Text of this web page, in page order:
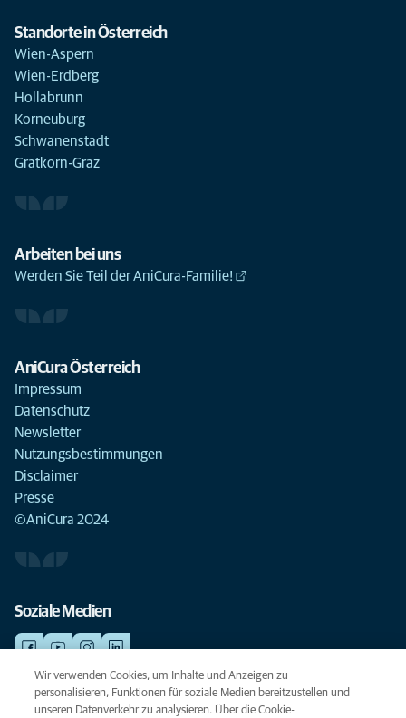
Standorte in Österreich
Wien-Aspern
Wien-Erdberg
Hollabrunn
Korneuburg
Schwanenstadt
Gratkorn-Graz
Arbeiten bei uns
Werden Sie Teil der AniCura-Familie!
AniCura Österreich
Impressum
Datenschutz
Newsletter
Nutzungsbestimmungen
Disclaimer
Presse
©AniCura 2024
Soziale Medien
NOTDIENSTE
Wir verwenden Cookies, um Inhalte und Anzeigen zu
personalisieren, Funktionen für soziale Medien bereitzustellen und
unseren Datenverkehr zu analysieren. Über die Cookie-